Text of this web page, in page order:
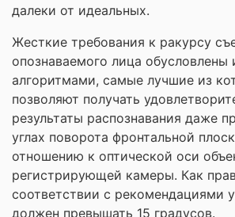
далеки от идеальных.
Жесткие требования к ракурсу
опознаваемого лица
алгоритмами, самые лучшие из
позволяют получать
результаты распознавания даже
углах поворота фронтальной
отношению к оптической оси
регистрирующей камеры. Как
соответствии с рекомендациями
должен превышать 15 градусов.